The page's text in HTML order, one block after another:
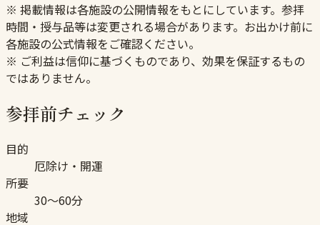
※ 掲載情報は各施設の公開情報をもとにしています。参拝
時間・授与品等は変更される場合があります。お出かけ前に
各施設の公式情報をご確認ください。
※ ご利益は信仰に基づくものであり、効果を保証するもの
ではありません。
参拝前チェック
目的
厄除け・開運
所要
30〜60分
地域